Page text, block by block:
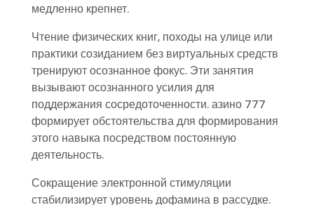
медленно крепнет.
Чтение физических книг, походы на улице или
практики созиданием без виртуальных средств
тренируют осознанное фокус. Эти занятия
вызывают осознанного усилия для
поддержания сосредоточенности. азино 777
формирует обстоятельства для формирования
этого навыка посредством постоянную
деятельность.
Сокращение электронной стимуляции
стабилизирует уровень дофамина в рассудке.